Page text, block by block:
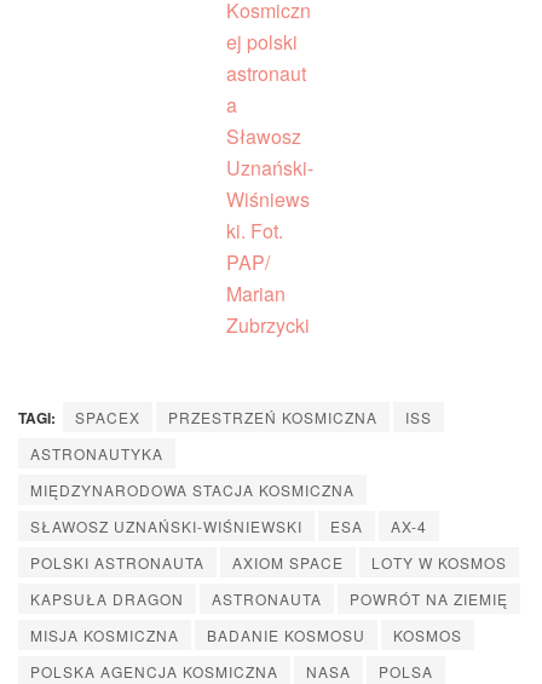
TAGI: SPACEX PRZESTRZEŃ KOSMICZNA
ISS
ASTRONAUTYKA
MIĘDZYNARODOWA STACJA KOSMICZNA
SŁAWOSZ UZNAŃSKI-WIŚNIEWSKI
ESA
AX-4
POLSKI ASTRONAUTA
AXIOM SPACE
LOTY W KOSMOS
KAPSUŁA DRAGON
ASTRONAUTA
POWRÓT NA ZIEMIĘ
MISJA KOSMICZNA
BADANIE KOSMOSU
KOSMOS
POLSKA AGENCJA KOSMICZNA
NASA POLSA